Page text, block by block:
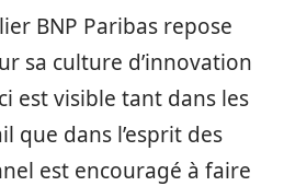
BNP Paribas repose
sa culture d’innovation
est visible tant dans les
que dans l’esprit des
est encouragé à faire